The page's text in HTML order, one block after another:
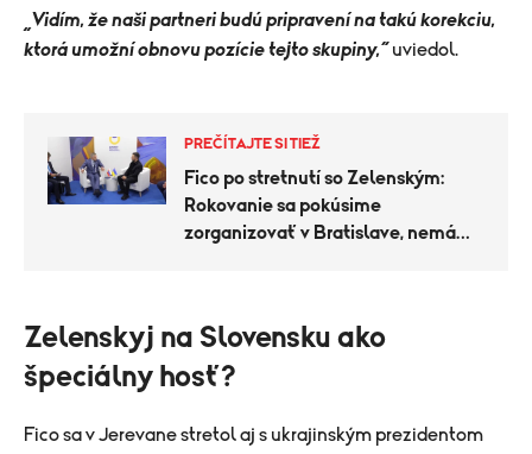
„Vidím, že naši partneri budú pripravení na takú korekciu,
ktorá umožní obnovu pozície tejto skupiny,” uviedol.
PREČÍTAJTE SI TIEŽ
Fico po stretnutí so Zelenským:
Rokovanie sa pokúsime
zorganizovať v Bratislave, nemám
Zelenskyj na Slovensku ako
špeciálny hosť?
Fico sa v Jerevane stretol aj s ukrajinským prezidentom